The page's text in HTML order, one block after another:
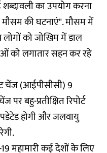
का उपयोग करना
मौसम की घटनाएं". मौसम में
को जोखिम में डाल
को लगातार सहन कर रहे
चेंज (आईपीसीसी) 9
बहु-प्रतीक्षित रिपोर्ट
होगी और जलवायु
महामारी कई देशों के लिए